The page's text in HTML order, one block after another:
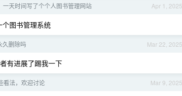
Apr 1, 2025
天时间写了个个人图书管理网站
图书管理系统
Mar 22, 2025
久删除吗
有进展了踢我一下
Mar 9, 2025
看法，欢迎讨论